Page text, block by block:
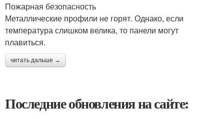
Пожарная безопасность
Металлические профили не горят. Однако, если
температура слишком велика, то панели могут
плавиться.
читать дальше →
Последние обновления на сайте: